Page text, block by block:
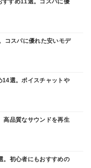
コスパに優れた安いモデ
14選。ボイスチャットや
高品質なサウンドを再生
。初心者にもおすすめの